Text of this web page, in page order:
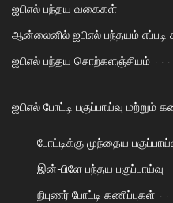
ஐபிஎல் பந்தய வகைகள்
ஆன்லைனில் ஐபிஎல் பந்தயம் எப்படி
ஐபிஎல் பந்தய சொற்களஞ்சியம்
ஐபிஎல் போட்டி பகுப்பாய்வு மற்றும்
போட்டிக்கு முந்தைய
இன்-பிளே பந்தய பகுப்பாய்வு
நிபுணர் போட்டி கணிப்புகள்